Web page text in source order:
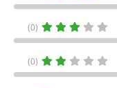
(0)
(0)